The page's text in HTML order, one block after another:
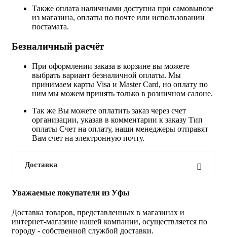
Также оплата наличными доступна при самовывозе
из магазина, оплаты по почте или использовании
постамата.
Безналичный расчёт
При оформлении заказа в корзине вы можете
выбрать вариант безналичной оплаты. Мы
принимаем карты Visa и Master Card, но оплату по
ним мы можем принять только в розничном салоне.
Так же Вы можете оплатить заказ через счет
организации, указав в комментарии к заказу Тип
оплаты Счет на оплату, наши менеджеры отправят
Вам счет на электронную почту.
Доставка
Уважаемые покупатели из Уфы
Доставка товаров, представленных в магазинах и
интернет-магазине нашей компании, осуществляется по
городу - собственной службой доставки.